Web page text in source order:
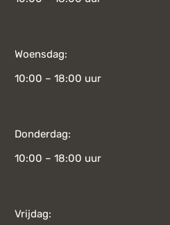
Woensdag:
10:00 – 18:00 uur
Donderdag:
10:00 – 18:00 uur
Vrijdag: